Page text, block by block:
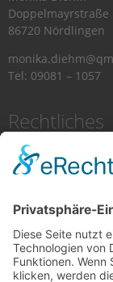
Doppelmayrstraße
86720 Nördlingen
Tel: 09081 – 1057
Rechtliches
Impressum
Datenschutz
Cookie-
Aktuelles